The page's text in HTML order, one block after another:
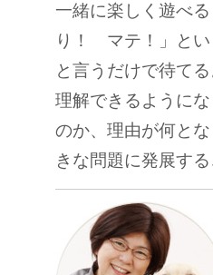
一緒に楽しく遊べ
り！ マテ！」とい
と言うだけで待て
理解できるように
のか、理由が何と
きな問題に発展す